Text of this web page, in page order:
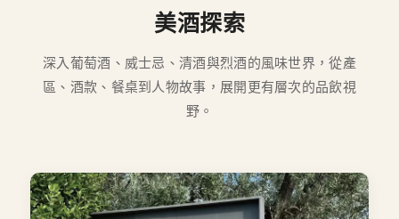
美酒探索
深入葡萄酒、威士忌、清酒與烈酒的風味世界，從產
區、酒款、餐桌到人物故事，展開更有層次的品飲視
野。